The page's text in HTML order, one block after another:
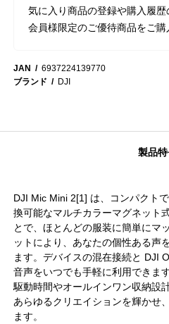
気に入り商品の登録や購入履歴
会員様限定のご優待商品をご購
JAN
6937224139770
ブランド
DJI
製品
DJI Mic Mini 2[1] は、コンパクト
換可能なマルチカラーマグネット
とで、ほとんどの服装に簡単にマ
ットにより、あなたの個性ある声
ます。デバイスの混在接続と DJI
音声をいつでも手軽に利用できま
駆動時間やオールインワン収納設
あらゆるクリエイションを輝かせ
ます。